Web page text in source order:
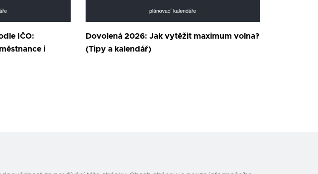
IČO:
i
Dovolená 2026: Jak vytěžit maximum volna?
(Tipy a kalendář)